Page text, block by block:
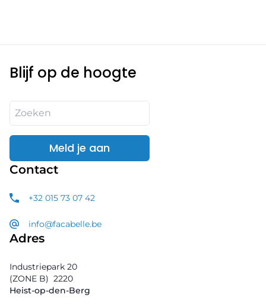
Blijf op de hoogte
Meld je aan
Contact
+32 015 73 07 42
info@facabelle.be
Adres
Industriepark 20
(ZONE B) 2220
Heist-op-den-Berg